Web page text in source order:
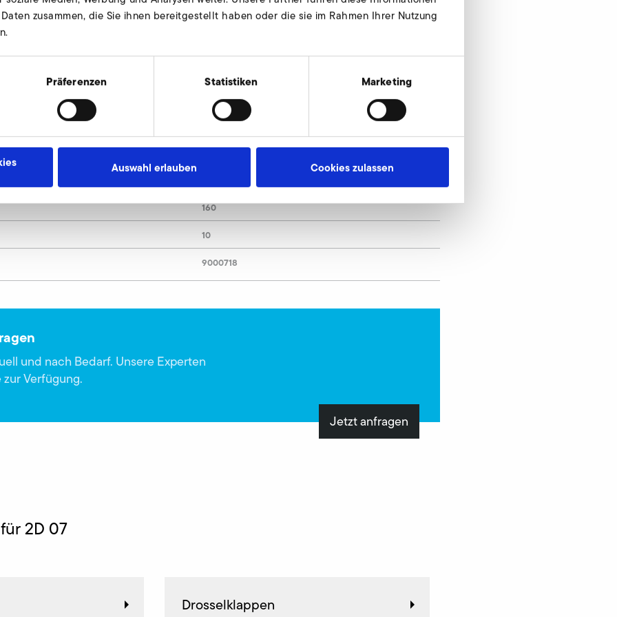
zusammen, die Sie ihnen bereitgestellt haben oder die sie im Rahmen Ihrer Nutzung
Präferenzen Statistiken Marketing
Auswahl erlauben Cookies zulassen
176
160
10
9000718
und nach Bedarf. Unsere Experten
Verfügung.
Jetzt anfragen
2D 07
Drosselklappen